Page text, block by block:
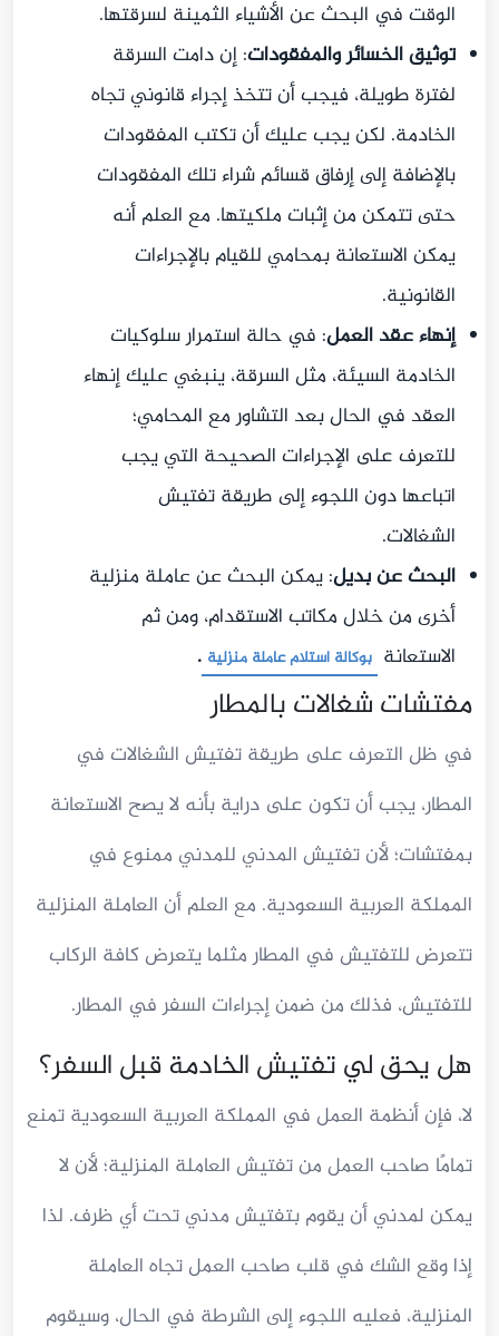
الوقت في البحث عن الأشياء الثمينة لسرقتها.
توثيق الخسائر والمفقودات: إن دامت السرقة
لفترة طويلة، فيجب أن تتخذ إجراء قانوني تجاه
الخادمة. لكن يجب عليك أن تكتب المفقودات
بالإضافة إلى إرفاق قسائم شراء تلك المفقودات
حتى تتمكن من إثبات ملكيتها. مع العلم أنه
يمكن الاستعانة بمحامي للقيام بالإجراءات
القانونية.
إنهاء عقد العمل: في حالة استمرار سلوكيات
الخادمة السيئة، مثل السرقة، ينبغي عليك إنهاء
العقد في الحال بعد التشاور مع المحامي؛
للتعرف على الإجراءات الصحيحة التي يجب
اتباعها دون اللجوء إلى طريقة تفتيش
الشغالات.
البحث عن بديل: يمكن البحث عن عاملة منزلية
أخرى من خلال مكاتب الاستقدام، ومن ثم
الاستعانة بوكالة استلام عاملة منزلية .
مفتشات شغالات بالمطار
في ظل التعرف على طريقة تفتيش الشغالات في
المطار، يجب أن تكون على دراية بأنه لا يصح الاستعانة
بمفتشات؛ لأن تفتيش المدني للمدني ممنوع في
المملكة العربية السعودية. مع العلم أن العاملة المنزلية
تتعرض للتفتيش في المطار مثلما يتعرض كافة الركاب
للتفتيش، فذلك من ضمن إجراءات السفر في المطار.
هل يحق لي تفتيش الخادمة قبل السفر؟
لا، فإن أنظمة العمل في المملكة العربية السعودية تمنع
تمامًا صاحب العمل من تفتيش العاملة المنزلية؛ لأن لا
يمكن لمدني أن يقوم بتفتيش مدني تحت أي ظرف. لذا
إذا وقع الشك في قلب صاحب العمل تجاه العاملة
المنزلية، فعليه اللجوء إلى الشرطة في الحال، وسيقوم